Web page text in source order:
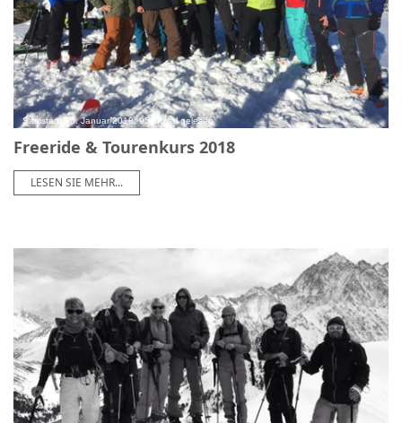
Samstag, 20. Januar 2018, 9540 mal gelesen
Freeride & Tourenkurs 2018
LESEN SIE MEHR...